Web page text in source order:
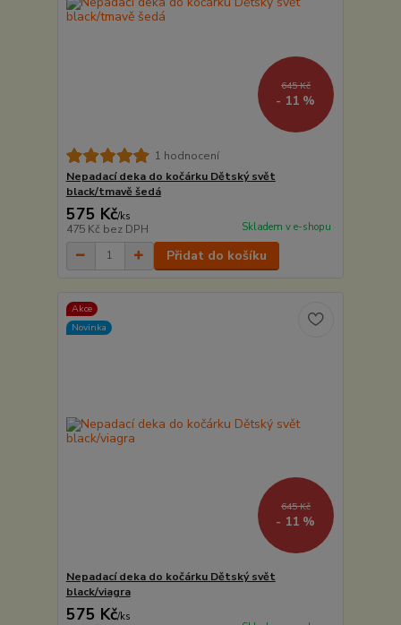
645 Kč
- 11 %
1 hodnocení
Nepadací deka do kočárku Dětský svět
black/tmavě šedá
575 Kč/ks
475 Kč bez DPH Skladem v e-shopu
Přidat do košíku
Akce
Novinka
645 Kč
- 11 %
Nepadací deka do kočárku Dětský svět
black/viagra
575 Kč/ks